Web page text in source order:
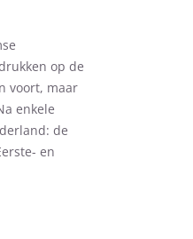
op de
voort, maar
enkele
de
en